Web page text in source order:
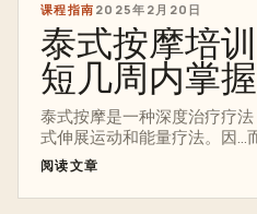
课程指南 2025年2月20日
泰式按摩培
短几周内掌
泰式按摩是一种深度治疗疗
式伸展运动和能量疗法。因...
阅读文章